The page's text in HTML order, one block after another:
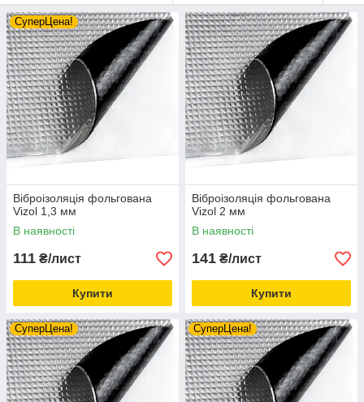
СуперЦена!
Віброізоляція фольгована
Vizol 1,3 мм
В наявності
111 ₴/лист
Купити
Віброізоляція фольгована
Vizol 2 мм
В наявності
141 ₴/лист
Купити
СуперЦена! СуперЦена!